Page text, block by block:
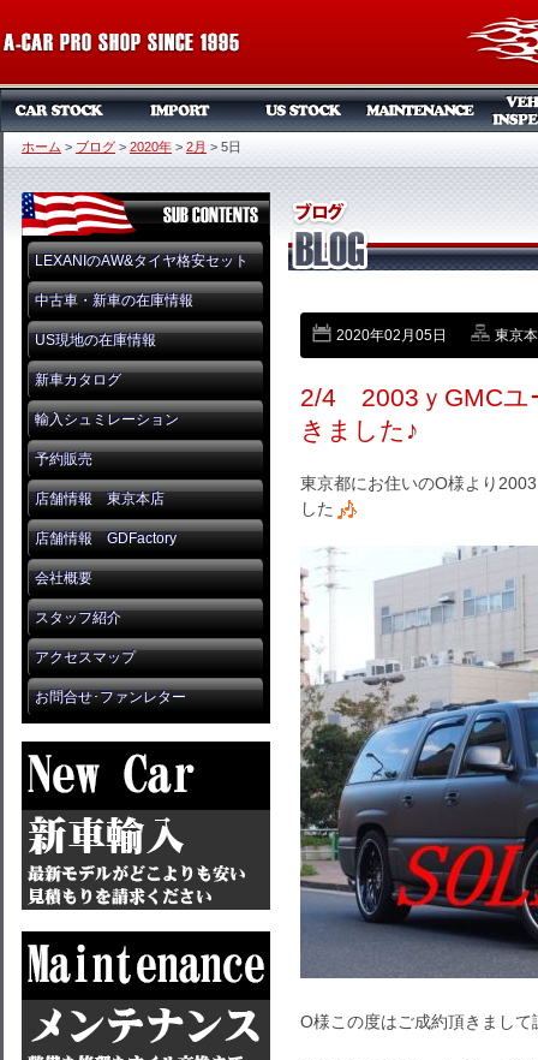
ホーム > ブログ > 2020年 > 2月 > 5日
LEXANIのAW&タイヤ格安セット
中古車・新車の在庫情報
US現地の在庫情報
新車カタログ
輸入シュミレーション
予約販売
店舗情報 東京本店
店舗情報 GDFactory
会社概要
スタッフ紹介
アクセスマップ
お問合せ･ファンレター
2020年02月05日 東京
2/4 2003ｙGMCユ
きました♪
東京都にお住いのO様より
した
O様この度はご成約頂きまし